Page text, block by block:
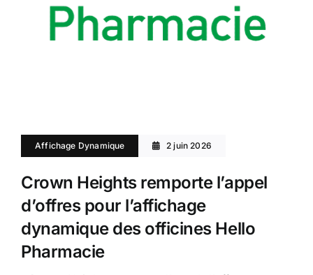
Affichage Dynamique 2 juin 2026
Crown Heights remporte l’appel
d’offres pour l’affichage
dynamique des officines Hello
Pharmacie